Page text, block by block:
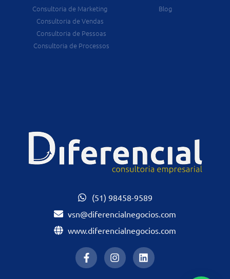
Consultoria de Marketing
Consultoria de Vendas
Consultoria de Pessoas
Consultoria de Processos
Blog
(51) 98458-9589
vsn@diferencialnegocios.com
www.diferencialnegocios.com